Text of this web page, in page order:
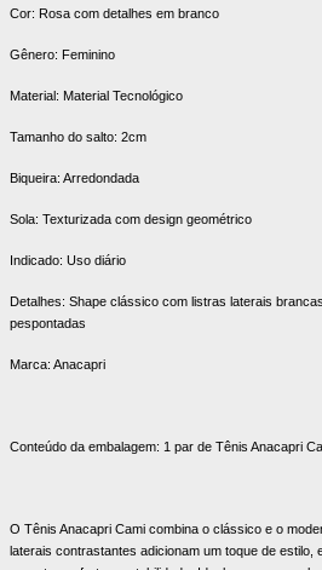
Cor: Rosa com detalhes em branco
Gênero: Feminino
Material: Material Tecnológico
Tamanho do salto: 2cm
Biqueira: Arredondada
Sola: Texturizada com design geométrico
Indicado: Uso diário
Detalhes: Shape clássico com listras laterais
pespontadas
Marca: Anacapri
Conteúdo da embalagem: 1 par de Tênis Anacapri
O Tênis Anacapri Cami combina o clássico e o
laterais contrastantes adicionam um toque de estilo,